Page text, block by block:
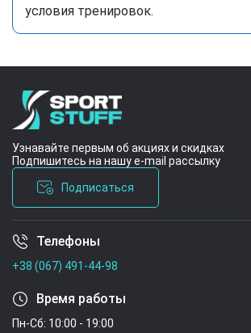
условия тренировок.
Узнавайте первым об акциях и скидках
Подпишитесь на нашу e-mail рассылку
Подписаться
Условия соглашения
Телефоны
+38 (067) 491-44-98
Время работы
Пн-Сб: 10:00 - 19:00